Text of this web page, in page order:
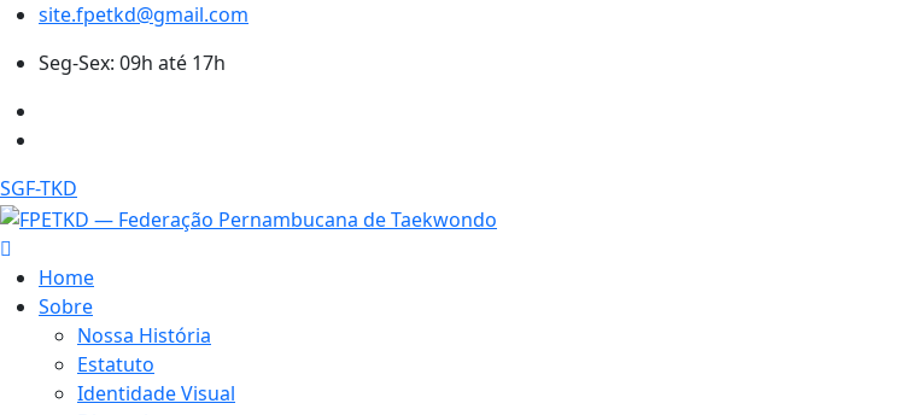
site.fpetkd@gmail.com
Seg-Sex: 09h até 17h
SGF-TKD
Home
Sobre
Nossa História
Estatuto
Identidade Visual